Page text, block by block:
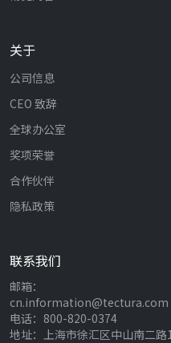
关于
公司信息
CEO 致辞
全球办公室
奖项荣誉
合作伙伴
隐私政策
联系我们
邮箱：
cn.information@tectura.com
电话：800-820-0374
地址：上海市徐汇区中山南二